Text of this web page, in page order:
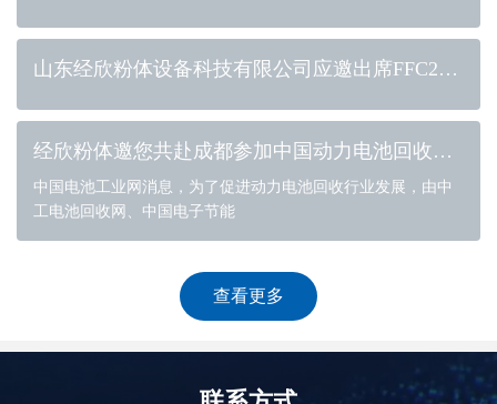
山东经欣粉体设备科技有限公司应邀出席FFC2024功能性食品大会
经欣粉体邀您共赴成都参加中国动力电池回收利用行业年会
中国电池工业网消息，为了促进动力电池回收行业发展，由中
工电池回收网、中国电子节能
查看更多